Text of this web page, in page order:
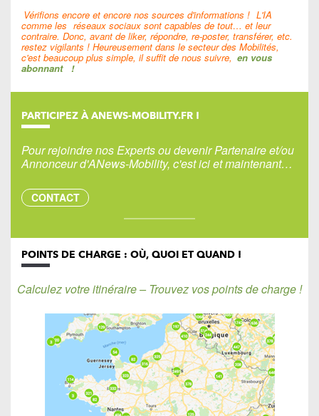
Vérifions encore et encore nos sources d'informations ! L'IA
comme les réseaux sociaux sont capables de tout… et leur
contraire. Donc, avant de liker, répondre, re-poster, transférer, etc.
restez vigilants ! Heureusement dans le secteur des Mobilités,
c'est beaucoup plus simple, il suffit de nous suivre, en vous
abonnant !
PARTICIPEZ À ANEWS-MOBILITY.FR !
Pour rejoindre nos Experts ou devenir Partenaire et/ou
Annonceur d'ANews-Mobility, c'est ici et maintenant…
CONTACT
POINTS DE CHARGE : OÙ, QUOI ET QUAND !
Calculez votre itinéraire – Trouvez vos points de charge !